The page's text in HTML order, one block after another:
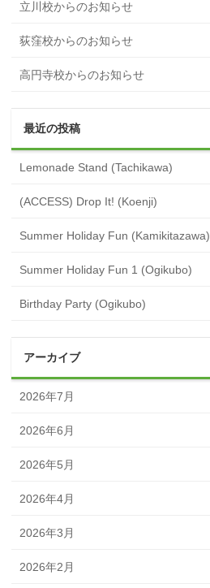
立川校からのお知らせ
荻窪校からのお知らせ
高円寺校からのお知らせ
最近の投稿
Lemonade Stand (Tachikawa)
(ACCESS) Drop It! (Koenji)
Summer Holiday Fun (Kamikitazawa)
Summer Holiday Fun 1 (Ogikubo)
Birthday Party (Ogikubo)
アーカイブ
2026年7月
2026年6月
2026年5月
2026年4月
2026年3月
2026年2月